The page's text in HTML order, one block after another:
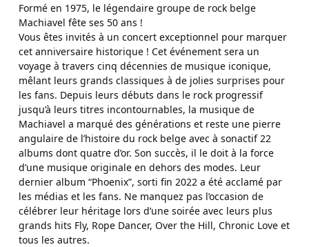
Formé en 1975, le légendaire groupe de rock belge
Machiavel fête ses 50 ans !
Vous êtes invités à un concert exceptionnel pour marquer
cet anniversaire historique ! Cet événement sera un
voyage à travers cinq décennies de musique iconique,
mêlant leurs grands classiques à de jolies surprises pour
les fans. Depuis leurs débuts dans le rock progressif
jusqu’à leurs titres incontournables, la musique de
Machiavel a marqué des générations et reste une pierre
angulaire de l’histoire du rock belge avec à sonactif 22
albums dont quatre d’or. Son succès, il le doit à la force
d’une musique originale en dehors des modes. Leur
dernier album “Phoenix”, sorti fin 2022 a été acclamé par
les médias et les fans. Ne manquez pas l’occasion de
célébrer leur héritage lors d’une soirée avec leurs plus
grands hits Fly, Rope Dancer, Over the Hill, Chronic Love et
tous les autres.